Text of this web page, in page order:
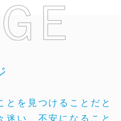
とを見つけることだと
迷い、不安になること